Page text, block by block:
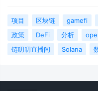
项目 区块链 gamefi
政策
DeFi 分析
链叨叨直播间
Solana